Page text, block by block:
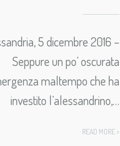
5 dicembre 2016 –
Seppure un po’ oscurata
maltempo che ha
investito l’alessandrino,…
READ MORE >